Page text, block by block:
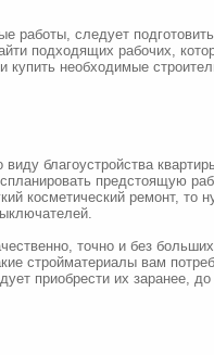
работы, следует
подходящих рабочих,
купить необходимые
благоустройства
предстоящую
косметический ремонт, то
точно и без больших
стройматериалы вам
приобрести их заранее,